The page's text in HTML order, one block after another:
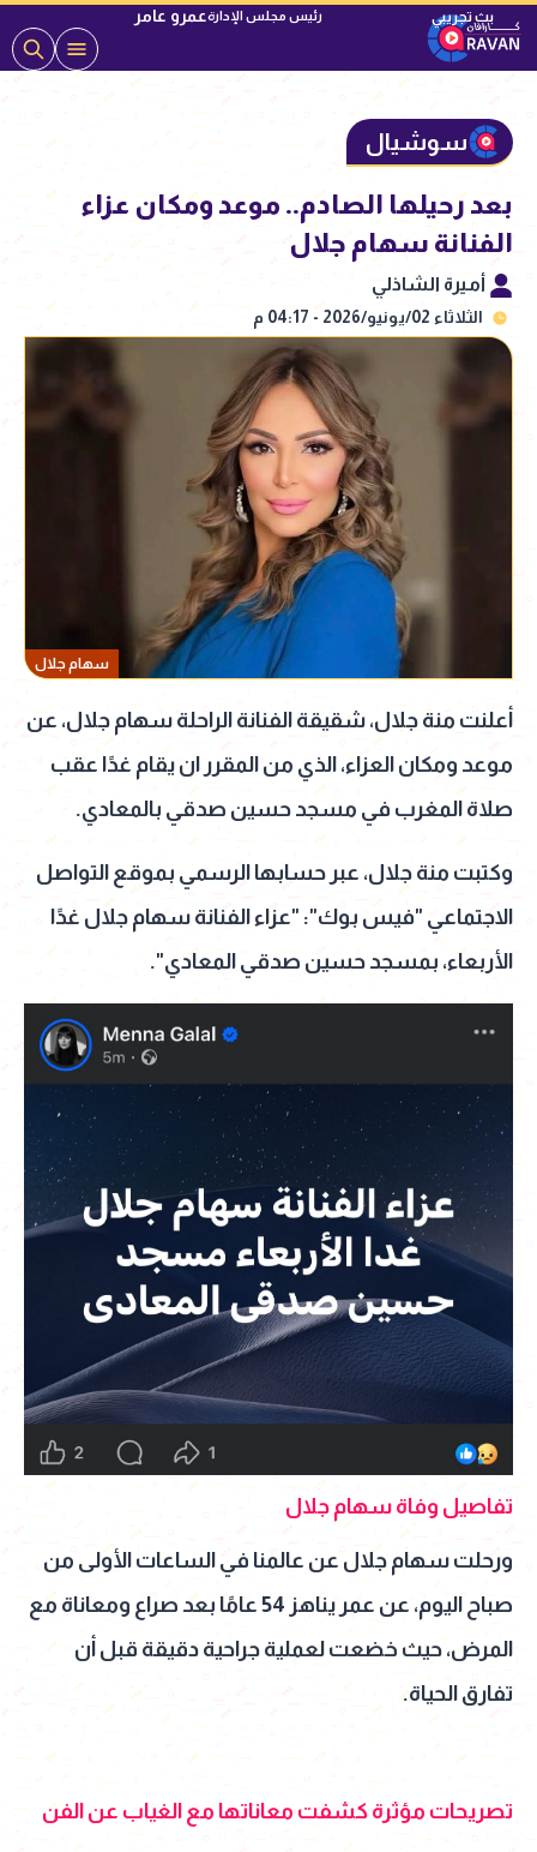
رئيس مجلس الإدارةعمرو عامر
سوشيال
بعد رحيلها الصادم.. موعد ومكان عزاء
الفنانة سهام جلال
أميرة الشاذلي
الثلاثاء 02/يونيو/2026 - 04:17 م
سهام جلال
أعلنت منة جلال، شقيقة الفنانة الراحلة سهام جلال، عن
موعد ومكان العزاء، الذي من المقرر ان يقام غدًا عقب
صلاة المغرب في مسجد حسين صدقي بالمعادي.
وكتبت منة جلال، عبر حسابها الرسمي بموقع التواصل
الاجتماعي "فيس بوك": "عزاء الفنانة سهام جلال غدًا
الأربعاء، بمسجد حسين صدقي المعادي".
تفاصيل وفاة سهام جلال
ورحلت سهام جلال عن عالمنا في الساعات الأولى من
صباح اليوم، عن عمر يناهز 54 عامًا بعد صراع ومعاناة مع
المرض، حيث خضعت لعملية جراحية دقيقة قبل أن
تفارق الحياة.
تصريحات مؤثرة كشفت معاناتها مع الغياب عن الفن